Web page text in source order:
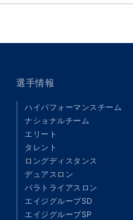
選手情報
ハイパフォーマンスチーム
ナショナルチーム
エリート
タレント
ロングディスタンス
デュアスロン
パラトライアスロン
エイジグループSD
エイジグループSP